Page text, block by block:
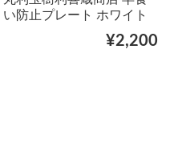
い防止プレート ホワイト
¥2,200